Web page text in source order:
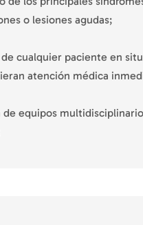
o lesiones agudas;
cualquier paciente en
atención médica
equipos